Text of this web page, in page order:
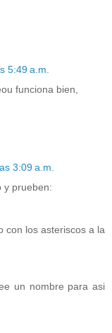
5:49 a.m.
funciona bien,
3:09 a.m.
y prueben:
con los asteriscos a la
un nombre para asi